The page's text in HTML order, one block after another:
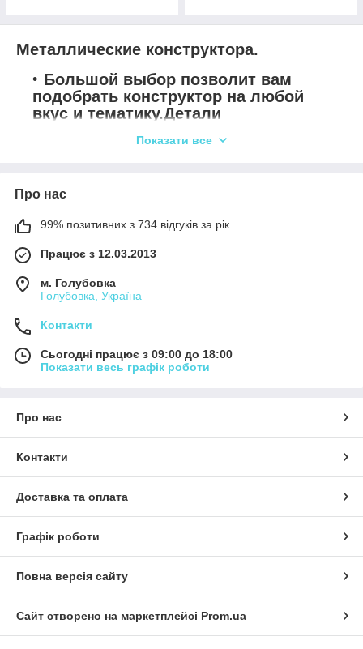
Металлические конструктора.
Большой выбор позволит вам
подобрать конструктор на любой
вкус и тематику.Детали
между собой.
качества,безопасны для вашего
срок!
Показати все
Про нас
99% позитивних з 734 відгуків за рік
Працює з 12.03.2013
м. Голубовка
Голубовка, Україна
Контакти
Сьогодні працює з 09:00 до 18:00
Показати весь графік роботи
Про нас
Контакти
Доставка та оплата
Графік роботи
Повна версія сайту
Сайт створено на маркетплейсі Prom.ua